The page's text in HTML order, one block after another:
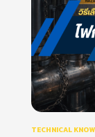
TECHNICAL